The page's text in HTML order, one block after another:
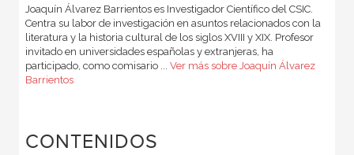
Joaquín Álvarez Barrientos es Investigador Científico del CSIC.
Centra su labor de investigación en asuntos relacionados con la
literatura y la historia cultural de los siglos XVIII y XIX. Profesor
invitado en universidades españolas y extranjeras, ha
participado, como comisario ... Ver más sobre Joaquín Álvarez
Barrientos
CONTENIDOS